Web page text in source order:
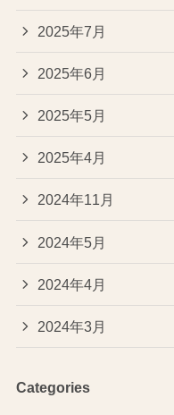
2025年7月
2025年6月
2025年5月
2025年4月
2024年11月
2024年5月
2024年4月
2024年3月
Categories